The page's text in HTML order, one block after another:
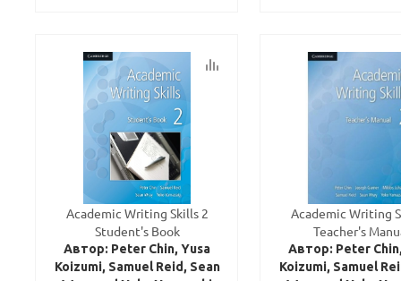
Academic Writing Skills 2
Student's Book
Автор: Peter Chin, Yusa
Koizumi, Samuel Reid, Sean
Academic Writing
Teacher's
Автор: Peter
Koizumi, Samuel